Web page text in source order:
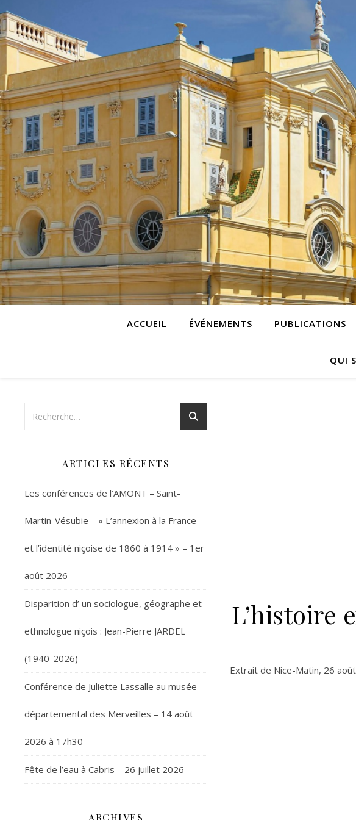
ACCUEIL ÉVÉNEMENTS PUBLICATIONS
QUI
ARTICLES RÉCENTS
Les conférences de l’AMONT – Saint-
Martin-Vésubie – « L’annexion à la France
et l’identité niçoise de 1860 à 1914 » – 1er
août 2026
Disparition d’ un sociologue, géographe et
ethnologue niçois : Jean-Pierre JARDEL
(1940-2026)
Conférence de Juliette Lassalle au musée
départemental des Merveilles – 14 août
2026 à 17h30
Fête de l’eau à Cabris – 26 juillet 2026
ARCHIVES
L’histoire
Extrait de Nice-Matin, 26